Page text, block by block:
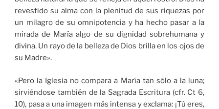
revestido su alma con la plenitud de sus riquezas por
un milagro de su omnipotencia y ha hecho pasar a la
mirada de María algo de su dignidad sobrehumana y
divina. Un rayo de la belleza de Dios brilla en los ojos de
su Madre».
«Pero la Iglesia no compara a María tan sólo a la luna;
sirviéndose también de la Sagrada Escritura (cfr. Ct 6,
10), pasa a una imagen más intensa y exclama: ¡Tú eres,